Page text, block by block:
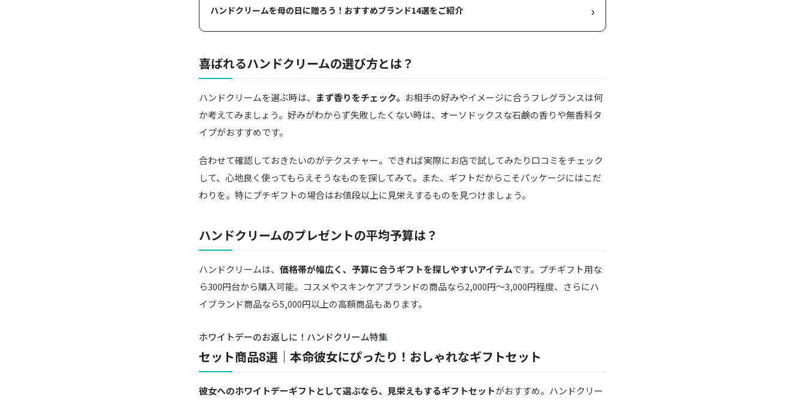
ハンドクリームを母の日に贈ろう！おすすめブランド14選をご紹介 ›
喜ばれるハンドクリームの選び方とは？
ハンドクリームを選ぶ時は、 まず香りをチェック。 お相手の好みやイメージに合うフレグランスは何
か考えてみましょう。好みがわからず失敗したくない時は、オーソドックスな石鹸の香りや無香料タ
イプがおすすめです。
合わせて確認しておきたいのがテクスチャー。できれば実際にお店で試してみたり口コミをチェック
して、心地良く使ってもらえそうなものを探してみて。また、ギフトだからこそパッケージにはこだ
わりを。特にプチギフトの場合はお値段以上に見栄えするものを見つけましょう。
ハンドクリームのプレゼントの平均予算は？
ハンドクリームは、 価格帯が幅広く、予算に合うギフトを探しやすいアイテムです。プチギフト用な
ら300円台から購入可能。コスメやスキンケアブランドの商品なら2,000円～3,000円程度、さらにハ
イブランド商品なら5,000円以上の高額商品もあります。
ホワイトデーのお返しに！ハンドクリーム特集
セット商品8選｜本命彼女にぴったり！おしゃれなギフトセット
彼女へのホワイトデーギフトとして選ぶなら、見栄えもするギフトセットがおすすめ。ハンドクリー